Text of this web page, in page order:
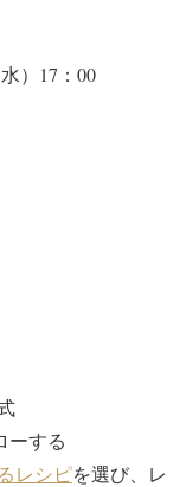
）17：00
ーする
レシピを選び、レ